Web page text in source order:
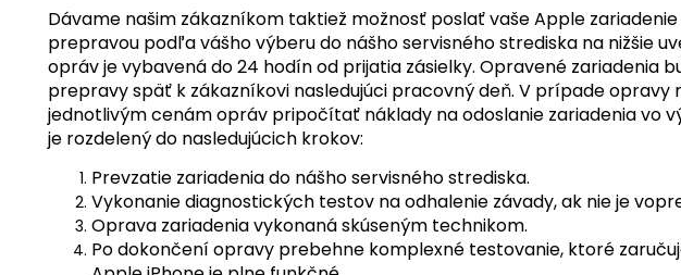
Dávame našim zákazníkom taktiež možnosť poslať vaše Apple
prepravou podľa vášho výberu do nášho servisného strediska na nižšie
opráv je vybavená do 24 hodín od prijatia zásielky. Opravené zariadenia
prepravy späť k zákazníkovi nasledujúci pracovný deň. V prípade opravy
jednotlivým cenám opráv pripočítať náklady na odoslanie zariadenia vo
je rozdelený do nasledujúcich krokov:
Prevzatie zariadenia do nášho servisného strediska.
Vykonanie diagnostických testov na odhalenie závady, ak nie je
Oprava zariadenia vykonaná skúseným technikom.
Po dokončení opravy prebehne komplexné testovanie, ktoré